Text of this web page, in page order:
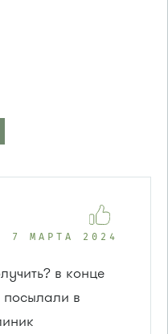
7 МАРТА 2024
в конце
посылали в